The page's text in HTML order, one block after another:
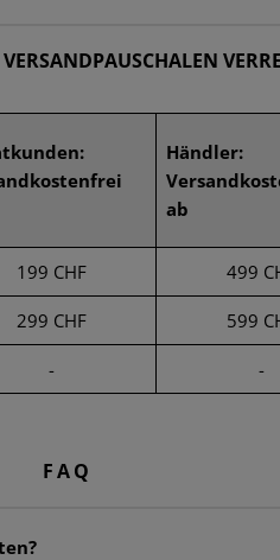
MAGAZIN UPGRADES
PISTOLENGRIFF
DUMMY ROUNDS
Händler:
ab
199 CHF 499
299 CHF 599
- -
FAQ